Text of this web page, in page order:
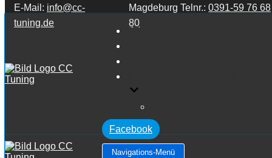
Zum Inhalt springen
E-Mail: info@cc-
tuning.de
Magdeburg Telnr.:0391-59 76 68
80
STARTSEITE
Facebook
Navigations-Menü